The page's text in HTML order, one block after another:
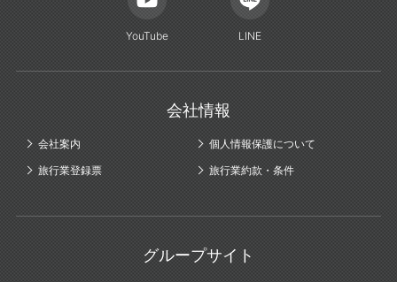
YouTube LINE
会社情報
会社案内
個人情報保護について
旅行業登録票
旅行業約款・条件
グループサイト